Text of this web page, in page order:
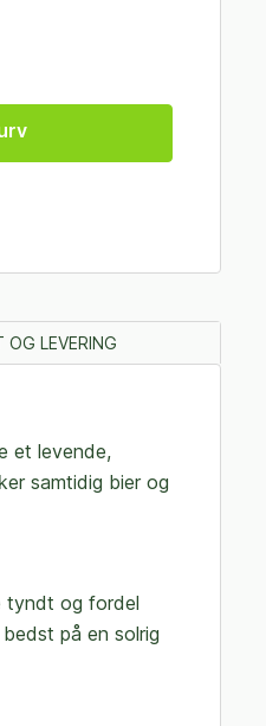
OG LEVERING
et levende,
samtidig bier og
tyndt og fordel
på en solrig